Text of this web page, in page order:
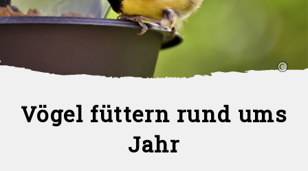
Sie sind hier
Vögel füttern rund ums
Jahr